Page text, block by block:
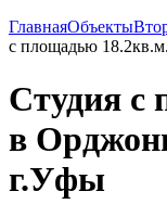
ГлавнаяОбъекты
с площадью
Студия с
в
г.Уфы